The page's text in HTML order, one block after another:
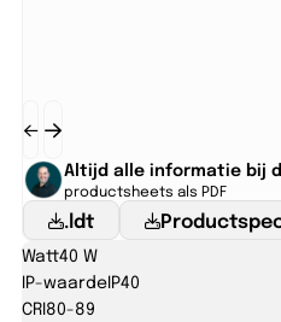
Altijd alle informatie bij
productsheets als PDF
.ldt
Watt40 W
IP-waardeIP40
CRI80-89